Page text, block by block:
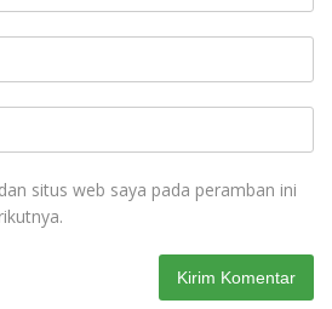
situs web saya pada peramban ini